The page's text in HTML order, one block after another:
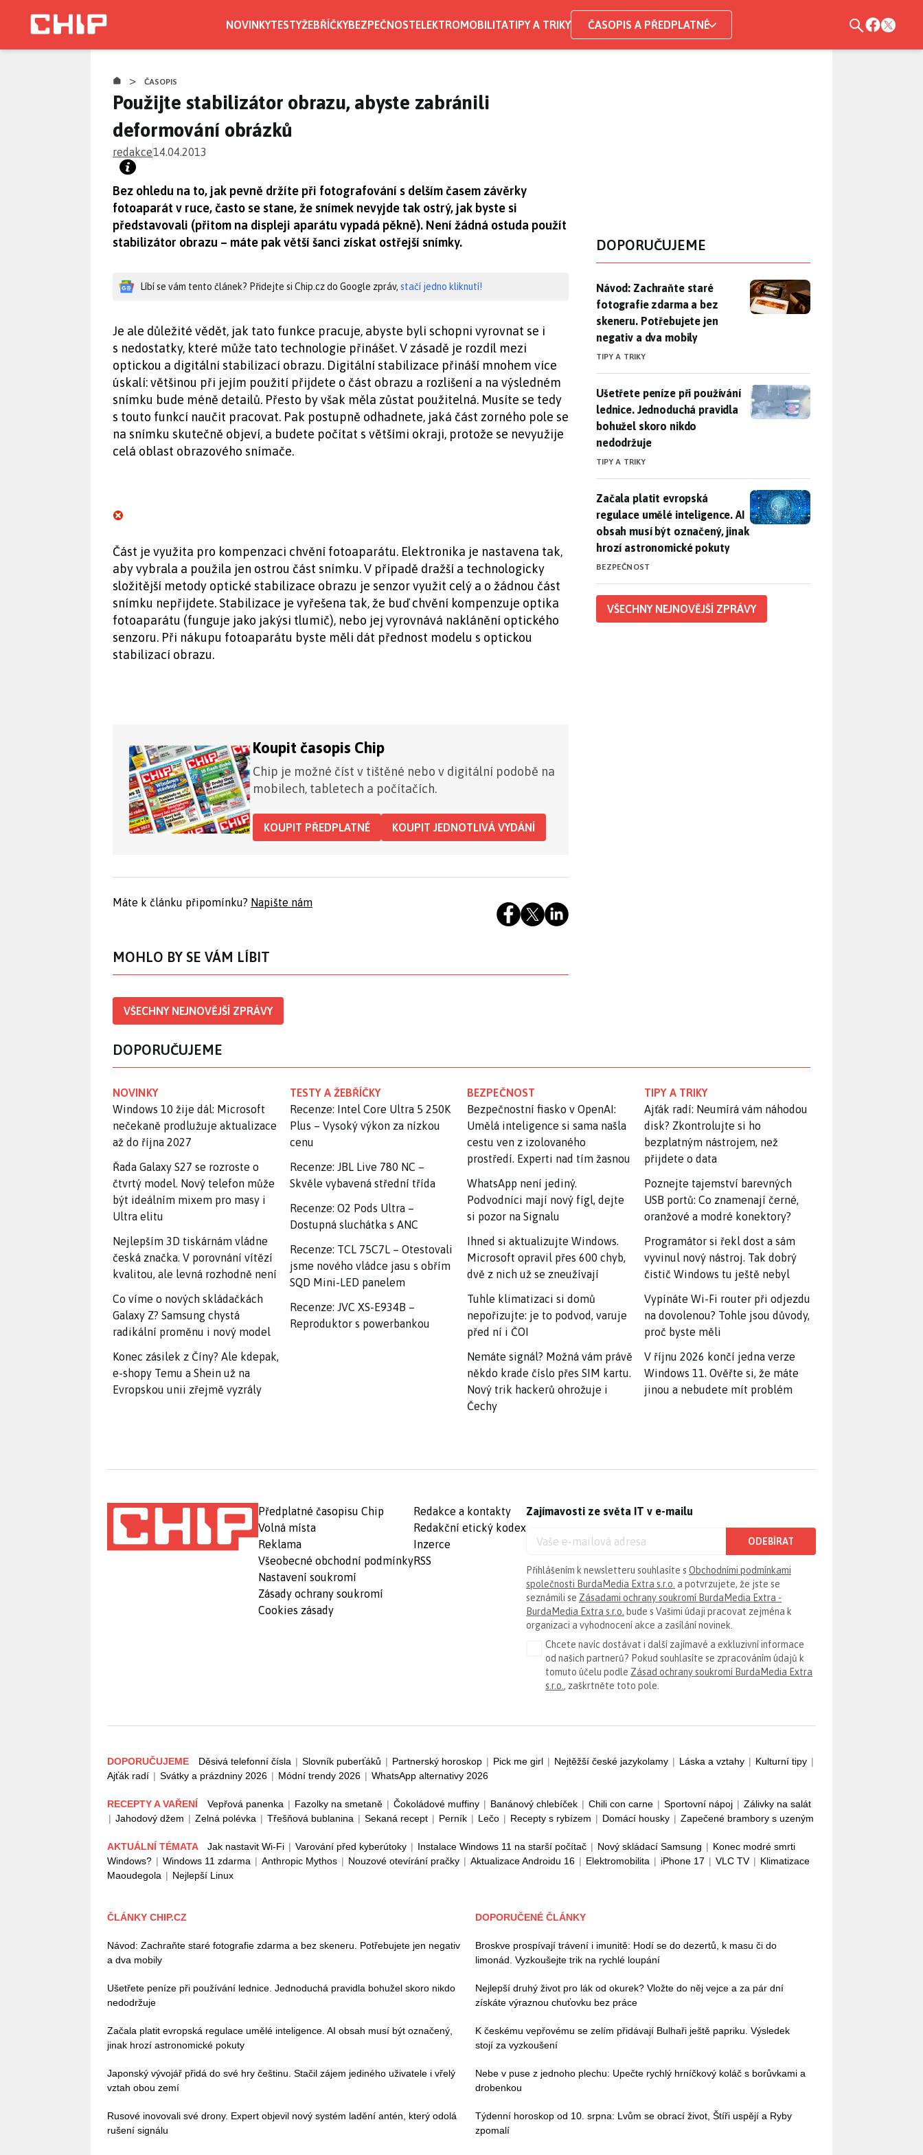
NOVINKYTESTYŽEBŘÍČKYBEZPEČNOSTELEKTROMOBILITATIPY A TRIKY ČASOPIS A PŘEDPLATNÉ
> ČASOPIS
Použijte stabilizátor obrazu, abyste zabránili
deformování obrázků
redakce14.04.2013
Bez ohledu na to, jak pevně držíte při fotografování s delším časem závěrky
fotoaparát v ruce, často se stane, že snímek nevyjde tak ostrý, jak byste si
představovali (přitom na displeji aparátu vypadá pěkně). Není žádná ostuda použít
stabilizátor obrazu – máte pak větší šanci získat ostřejší snímky.
Líbí se vám tento článek? Přidejte si Chip.cz do Google zpráv, stačí jedno kliknutí!
Je ale důležité vědět, jak tato funkce pracuje, abyste byli schopni vyrovnat se i
s nedostatky, které může tato technologie přinášet. V zásadě je rozdíl mezi
optickou a digitální stabilizací obrazu. Digitální stabilizace přináší mnohem více
úskalí: většinou při jejím použití přijdete o část obrazu a rozlišení a na výsledném
snímku bude méně detailů. Přesto by však měla zůstat použitelná. Musíte se tedy
s touto funkcí naučit pracovat. Pak postupně odhadnete, jaká část zorného pole se
na snímku skutečně objeví, a budete počítat s většími okraji, protože se nevyužije
celá oblast obrazového snímače.
Část je využita pro kompenzaci chvění fotoaparátu. Elektronika je nastavena tak,
aby vybrala a použila jen ostrou část snímku. V případě dražší a technologicky
složitější metody optické stabilizace obrazu je senzor využit celý a o žádnou část
snímku nepřijdete. Stabilizace je vyřešena tak, že buď chvění kompenzuje optika
fotoaparátu (funguje jako jakýsi tlumič), nebo jej vyrovnává naklánění optického
senzoru. Při nákupu fotoaparátu byste měli dát přednost modelu s optickou
stabilizací obrazu.
Koupit časopis Chip
Chip je možné číst v tištěné nebo v digitální podobě na
mobilech, tabletech a počítačích.
KOUPIT PŘEDPLATNÉ KOUPIT JEDNOTLIVÁ VYDÁNÍ
Máte k článku připomínku? Napište nám
MOHLO BY SE VÁM LÍBIT
VŠECHNY NEJNOVĚJŠÍ ZPRÁVY
DOPORUČUJEME
Návod: Zachraňte staré fotografie zdarma a bez skeneru.
Návod: Zachraňte staré
fotografie zdarma a bez
skeneru. Potřebujete jen
negativ a dva mobily
TIPY A TRIKY
Ušetřete peníze při používání lednice. Jednoduchá pravidla
Ušetřete peníze při používání
lednice. Jednoduchá pravidla
bohužel skoro nikdo
nedodržuje
TIPY A TRIKY
Začala platit evropská regulace umělé inteligence. AI obsah
Začala platit evropská
regulace umělé inteligence. AI
obsah musí být označený, jinak
hrozí astronomické pokuty
BEZPEČNOST
VŠECHNY NEJNOVĚJŠÍ ZPRÁVY
DOPORUČUJEME
NOVINKY
Windows 10 žije dál: Microsoft
nečekaně prodlužuje aktualizace
až do října 2027
Řada Galaxy S27 se rozroste o
čtvrtý model. Nový telefon může
být ideálním mixem pro masy i
Ultra elitu
Nejlepším 3D tiskárnám vládne
česká značka. V porovnání vítězí
kvalitou, ale levná rozhodně není
Co víme o nových skládačkách
Galaxy Z? Samsung chystá
radikální proměnu i nový model
Konec zásilek z Číny? Ale kdepak,
e-shopy Temu a Shein už na
Evropskou unii zřejmě vyzrály
TESTY A ŽEBŘÍČKY
Recenze: Intel Core Ultra 5 250K
Plus – Vysoký výkon za nízkou
cenu
Recenze: JBL Live 780 NC –
Skvěle vybavená střední třída
Recenze: O2 Pods Ultra –
Dostupná sluchátka s ANC
Recenze: TCL 75C7L – Otestovali
jsme nového vládce jasu s obřím
SQD Mini-LED panelem
Recenze: JVC XS-E934B –
Reproduktor s powerbankou
BEZPEČNOST
Bezpečnostní fiasko v OpenAI:
Umělá inteligence si sama našla
cestu ven z izolovaného
prostředí. Experti nad tím žasnou
WhatsApp není jediný.
Podvodníci mají nový fígl, dejte
si pozor na Signalu
Ihned si aktualizujte Windows.
Microsoft opravil přes 600 chyb,
dvě z nich už se zneužívají
Tuhle klimatizaci si domů
nepořizujte: je to podvod, varuje
před ní i ČOI
Nemáte signál? Možná vám právě
někdo krade číslo přes SIM kartu.
Nový trik hackerů ohrožuje i
Čechy
TIPY A TRIKY
Ajťák radí: Neumírá vám náhodou
disk? Zkontrolujte si ho
bezplatným nástrojem, než
přijdete o data
Poznejte tajemství barevných
USB portů: Co znamenají černé,
oranžové a modré konektory?
Programátor si řekl dost a sám
vyvinul nový nástroj. Tak dobrý
čistič Windows tu ještě nebyl
Vypínáte Wi-Fi router při odjezdu
na dovolenou? Tohle jsou důvody,
proč byste měli
V říjnu 2026 končí jedna verze
Windows 11. Ověřte si, že máte
jinou a nebudete mít problém
Předplatné časopisu Chip
Volná místa
Reklama
Všeobecné obchodní podmínky
Nastavení soukromí
Zásady ochrany soukromí
Cookies zásady
Redakce a kontakty
Redakční etický kodex
Inzerce
RSS
Zajímavosti ze světa IT v e-mailu
ODEBÍRAT
Přihlášením k newsletteru souhlasíte s Obchodními podmínkami
společnosti BurdaMedia Extra s.r.o. a potvrzujete, že jste se
seznámili se Zásadami ochrany soukromí BurdaMedia Extra -
BurdaMedia Extra s.r.o. bude s Vašimi údaji pracovat zejména k
organizaci a vyhodnocení akce a zasílání novinek.
Chcete navíc dostávat i další zajímavé a exkluzivní informace
od našich partnerů? Pokud souhlasíte se zpracováním údajů k
tomuto účelu podle Zásad ochrany soukromí BurdaMedia Extra
s.r.o. , zaškrtněte toto pole.
DOPORUČUJEME Děsivá telefonní čísla | Slovník puberťáků | Partnerský horoskop | Pick me girl | Nejtěžší české jazykolamy | Láska a vztahy | Kulturní tipy |
Ajťák radí | Svátky a prázdniny 2026 | Módní trendy 2026 | WhatsApp alternativy 2026
RECEPTY A VAŘENÍ Vepřová panenka | Fazolky na smetaně | Čokoládové muffiny | Banánový chlebíček | Chili con carne | Sportovní nápoj | Zálivky na salát
| Jahodový džem | Zelná polévka | Třešňová bublanina | Sekaná recept | Perník | Lečo | Recepty s rybízem | Domácí housky | Zapečené brambory s uzeným
AKTUÁLNÍ TÉMATA Jak nastavit Wi-Fi | Varování před kyberútoky | Instalace Windows 11 na starší počítač | Nový skládací Samsung | Konec modré smrti
Windows? | Windows 11 zdarma | Anthropic Mythos | Nouzové otevírání pračky | Aktualizace Androidu 16 | Elektromobilita | iPhone 17 | VLC TV | Klimatizace
Maoudegola | Nejlepší Linux
ČLÁNKY CHIP.CZ
Návod: Zachraňte staré fotografie zdarma a bez skeneru. Potřebujete jen negativ
a dva mobily
Ušetřete peníze při používání lednice. Jednoduchá pravidla bohužel skoro nikdo
nedodržuje
Začala platit evropská regulace umělé inteligence. AI obsah musí být označený,
jinak hrozí astronomické pokuty
Japonský vývojář přidá do své hry češtinu. Stačil zájem jediného uživatele i vřelý
vztah obou zemí
Rusové inovovali své drony. Expert objevil nový systém ladění antén, který odolá
rušení signálu
DOPORUČENÉ ČLÁNKY
Broskve prospívají trávení i imunitě: Hodí se do dezertů, k masu či do
limonád. Vyzkoušejte trik na rychlé loupání
Nejlepší druhý život pro lák od okurek? Vložte do něj vejce a za pár dní
získáte výraznou chuťovku bez práce
K českému vepřovému se zelím přidávají Bulhaři ještě papriku. Výsledek
stojí za vyzkoušení
Nebe v puse z jednoho plechu: Upečte rychlý hrníčkový koláč s borůvkami a
drobenkou
Týdenní horoskop od 10. srpna: Lvům se obrací život, Štíři uspějí a Ryby
zpomalí